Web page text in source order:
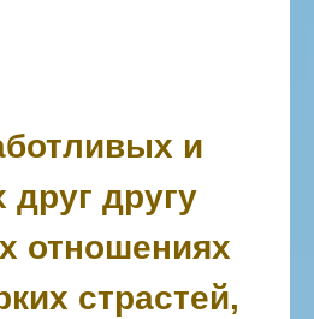
и
другу
отношениях
страстей,